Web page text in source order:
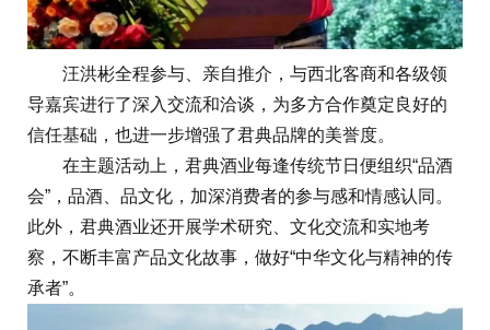
汪洪彬全程参与、亲自推介，与西北客商和各级领
导嘉宾进行了深入交流和洽谈，为多方合作奠定良好的
信任基础，也进一步增强了君典品牌的美誉度。
在主题活动上，君典酒业每逢传统节日便组织“品酒
会”，品酒、品文化，加深消费者的参与感和情感认同。
此外，君典酒业还开展学术研究、文化交流和实地考
察，不断丰富产品文化故事，做好“中华文化与精神的传
承者”。